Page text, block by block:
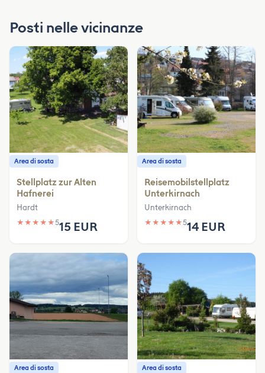
Posti nelle vicinanze
Area di sosta
Stellplatz zur Alten
Hafnerei
Hardt
★ ★ ★ ★ ★515 EUR
Area di sosta
Reisemobilstellplatz
Unterkirnach
Unterkirnach
★ ★ ★ ★ ★514 EUR
Area di sosta Area di sosta